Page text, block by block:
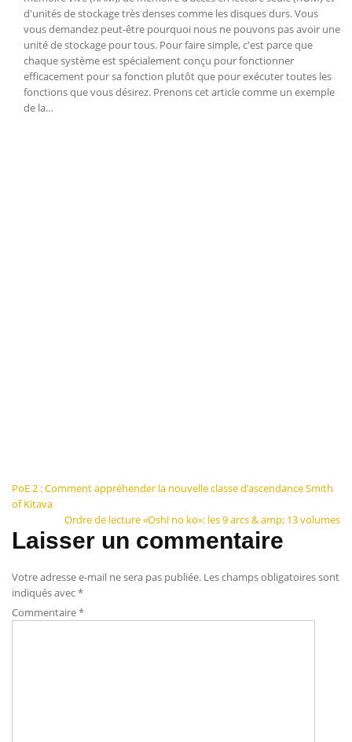
d'unités de stockage très denses comme les disques durs. Vous
vous demandez peut-être pourquoi nous ne pouvons pas avoir une
unité de stockage pour tous. Pour faire simple, c'est parce que
chaque système est spécialement conçu pour fonctionner
efficacement pour sa fonction plutôt que pour exécuter toutes les
fonctions que vous désirez. Prenons cet article comme un exemple
de la…
Navigation
l’article
PoE 2 : Comment appréhender la nouvelle classe d’ascendance Smith
of Kitava
Ordre de lecture «Oshi no ko»: les 9 arcs & amp; 13 volumes
Laisser un commentaire
Votre adresse e-mail ne sera pas publiée. Les champs obligatoires sont
indiqués avec*
Commentaire*